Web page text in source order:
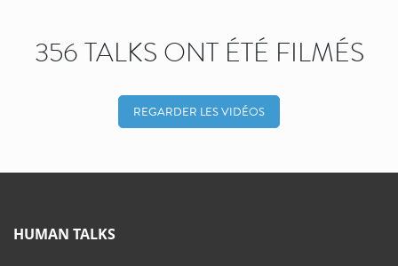
356 TALKS ONT ÉTÉ FILMÉS
REGARDER LES VIDÉOS
HUMAN TALKS